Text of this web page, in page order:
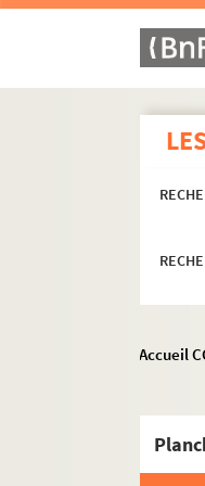
Accueil